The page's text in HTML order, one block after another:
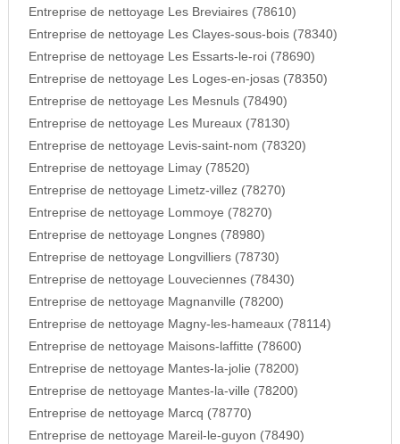
Entreprise de nettoyage Les Breviaires (78610)
Entreprise de nettoyage Les Clayes-sous-bois (78340)
Entreprise de nettoyage Les Essarts-le-roi (78690)
Entreprise de nettoyage Les Loges-en-josas (78350)
Entreprise de nettoyage Les Mesnuls (78490)
Entreprise de nettoyage Les Mureaux (78130)
Entreprise de nettoyage Levis-saint-nom (78320)
Entreprise de nettoyage Limay (78520)
Entreprise de nettoyage Limetz-villez (78270)
Entreprise de nettoyage Lommoye (78270)
Entreprise de nettoyage Longnes (78980)
Entreprise de nettoyage Longvilliers (78730)
Entreprise de nettoyage Louveciennes (78430)
Entreprise de nettoyage Magnanville (78200)
Entreprise de nettoyage Magny-les-hameaux (78114)
Entreprise de nettoyage Maisons-laffitte (78600)
Entreprise de nettoyage Mantes-la-jolie (78200)
Entreprise de nettoyage Mantes-la-ville (78200)
Entreprise de nettoyage Marcq (78770)
Entreprise de nettoyage Mareil-le-guyon (78490)